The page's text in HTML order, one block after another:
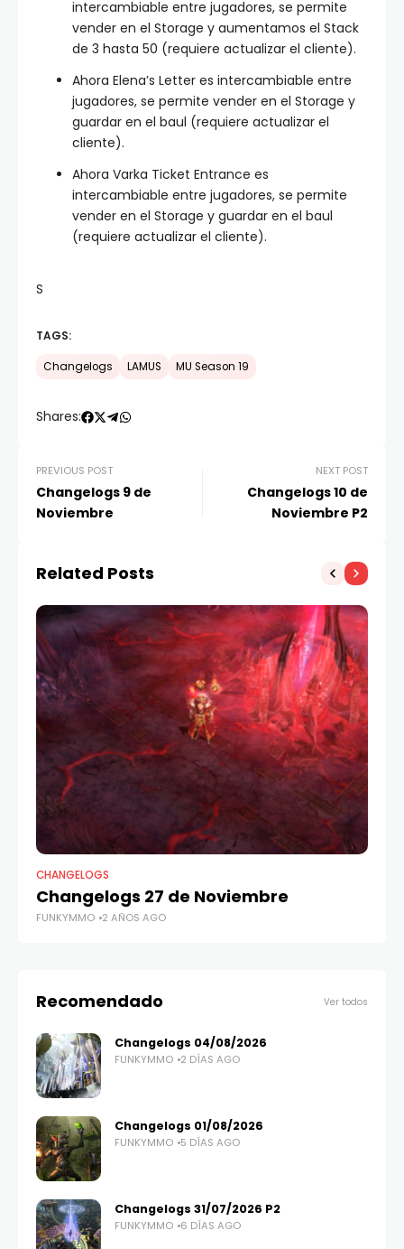
intercambiable entre jugadores, se permite
vender en el Storage y aumentamos el Stack
de 3 hasta 50 (requiere actualizar el cliente).
Ahora Elena’s Letter es intercambiable entre
jugadores, se permite vender en el Storage y
guardar en el baul (requiere actualizar el
cliente).
Ahora Varka Ticket Entrance es
intercambiable entre jugadores, se permite
vender en el Storage y guardar en el baul
(requiere actualizar el cliente).
S
TAGS:
Changelogs LAMUS MU Season 19
Shares:
PREVIOUS POST
Changelogs 9 de
Noviembre
NEXT POST
Changelogs 10 de
Noviembre P2
Related Posts
CHANGELOGS
Changelogs 27 de Noviembre
FUNKYMMO 2 AÑOS AGO
Recomendado Ver todos
Changelogs 04/08/2026
FUNKYMMO 2 DÍAS AGO
Changelogs 01/08/2026
FUNKYMMO 5 DÍAS AGO
Changelogs 31/07/2026 P2
FUNKYMMO 6 DÍAS AGO